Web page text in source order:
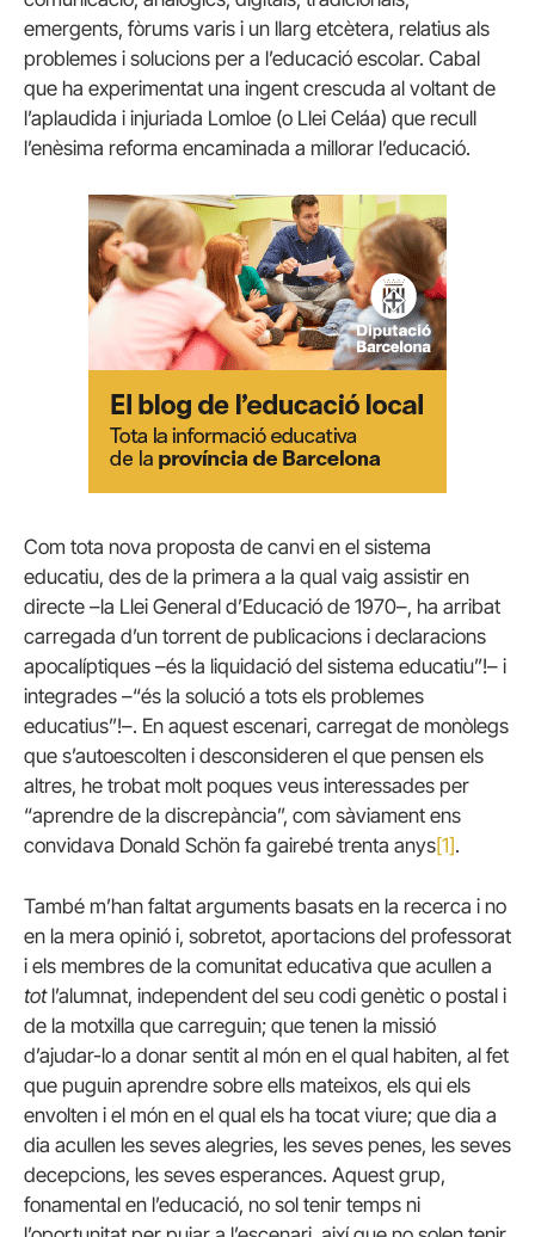
emergents, fòrums varis i un llarg etcètera, relatius als
problemes i solucions per a l’educació escolar. Cabal
que ha experimentat una ingent crescuda al voltant de
l’aplaudida i injuriada Lomloe (o Llei Celáa) que recull
l’enèsima reforma encaminada a millorar l’educació.
Com tota nova proposta de canvi en el sistema
educatiu, des de la primera a la qual vaig assistir en
directe –la Llei General d’Educació de 1970–, ha arribat
carregada d’un torrent de publicacions i declaracions
apocalíptiques –és la liquidació del sistema educatiu”!– i
integrades –“és la solució a tots els problemes
educatius”!–. En aquest escenari, carregat de monòlegs
que s’autoescolten i desconsideren el que pensen els
altres, he trobat molt poques veus interessades per
“aprendre de la discrepància”, com sàviament ens
convidava Donald Schön fa gairebé trenta anys[1].
També m’han faltat arguments basats en la recerca i no
en la mera opinió i, sobretot, aportacions del professorat
i els membres de la comunitat educativa que acullen a
totl’alumnat, independent del seu codi genètic o postal i
de la motxilla que carreguin; que tenen la missió
d’ajudar-lo a donar sentit al món en el qual habiten, al fet
que puguin aprendre sobre ells mateixos, els qui els
envolten i el món en el qual els ha tocat viure; que dia a
dia acullen les seves alegries, les seves penes, les seves
decepcions, les seves esperances. Aquest grup,
fonamental en l’educació, no sol tenir temps ni